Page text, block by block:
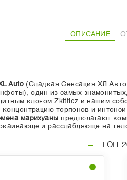
ОПИСАНИЕ
Auto(Сладкая Сенсация ХЛ
один из самых
клоном Zkittlez и нашим
терпенов и
марихуаны предполагают
и расслабляюще на
ТОП